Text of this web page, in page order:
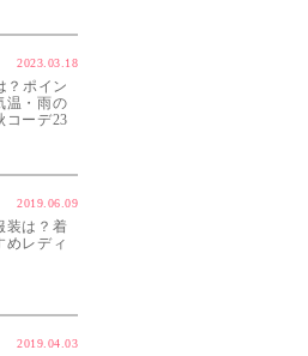
2023.03.18
？ポイン
温・雨の
コーデ23
2019.06.09
装は？着
めレディ
2019.04.03